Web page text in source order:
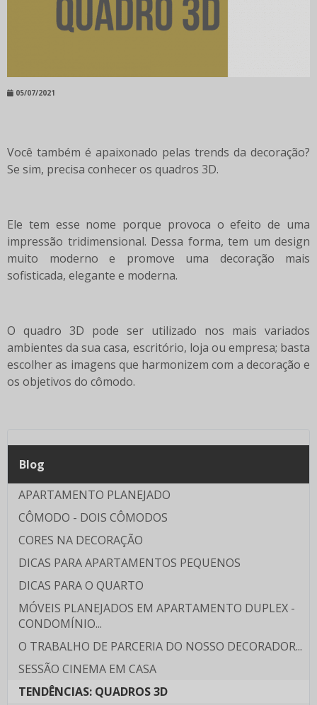
05/07/2021
Você também é apaixonado pelas trends da decoração?
Se sim, precisa conhecer os quadros 3D.
Ele tem esse nome porque provoca o efeito de uma
impressão tridimensional. Dessa forma, tem um design
muito moderno e promove uma decoração mais
sofisticada, elegante e moderna.
O quadro 3D pode ser utilizado nos mais variados
ambientes da sua casa, escritório, loja ou empresa; basta
escolher as imagens que harmonizem com a decoração e
os objetivos do cômodo.
Blog
APARTAMENTO PLANEJADO
CÔMODO - DOIS CÔMODOS
CORES NA DECORAÇÃO
DICAS PARA APARTAMENTOS PEQUENOS
DICAS PARA O QUARTO
MÓVEIS PLANEJADOS EM APARTAMENTO DUPLEX -
CONDOMÍNIO...
O TRABALHO DE PARCERIA DO NOSSO DECORADOR...
SESSÃO CINEMA EM CASA
TENDÊNCIAS: QUADROS 3D